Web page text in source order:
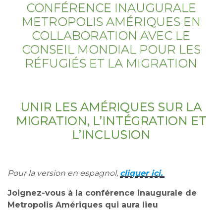
CONFÉRENCE INAUGURALE
METROPOLIS AMÉRIQUES EN
COLLABORATION AVEC LE
CONSEIL MONDIAL POUR LES
RÉFUGIÉS ET LA MIGRATION
UNIR LES AMÉRIQUES SUR LA
MIGRATION, L’INTÉGRATION ET
L’INCLUSION
Pour la version en espagnol, cliquer ici.
Joignez-vous à la conférence inaugurale de
Metropolis Amériques qui aura lieu